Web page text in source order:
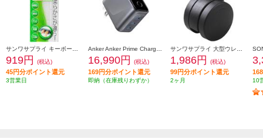
919円 (税込)
45円分ポイント還元
3営業日
16,990円 (税込)
169円分ポイント還元
即納（在庫残りわずか）
1,986円 (税込)
99円分ポイント還元
2ヶ月 10